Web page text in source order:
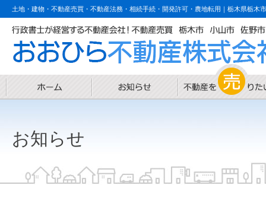
土地・建物・不動産売買・不動産法務・相続手続・開発許可・農地転用｜栃木県栃木
お知らせ